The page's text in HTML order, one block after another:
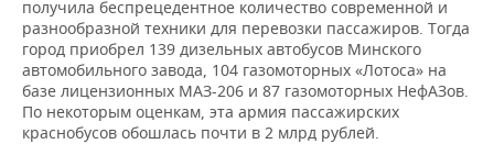
получила беспрецедентное количество современной и
разнообразной техники для перевозки пассажиров. Тогда
город приобрел 139 дизельных автобусов Минского
автомобильного завода, 104 газомоторных «Лотоса» на
базе лицензионных МАЗ-206 и 87 газомоторных НефАЗов.
По некоторым оценкам, эта армия пассажирских
краснобусов обошлась почти в 2 млрд рублей.